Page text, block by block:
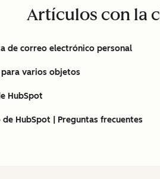
Artículos con la
de correo electrónico personal
varios objetos
HubSpot
HubSpot | Preguntas frecuentes